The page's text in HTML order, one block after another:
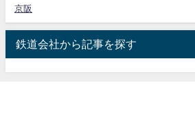
京阪
鉄道会社から記事を探す